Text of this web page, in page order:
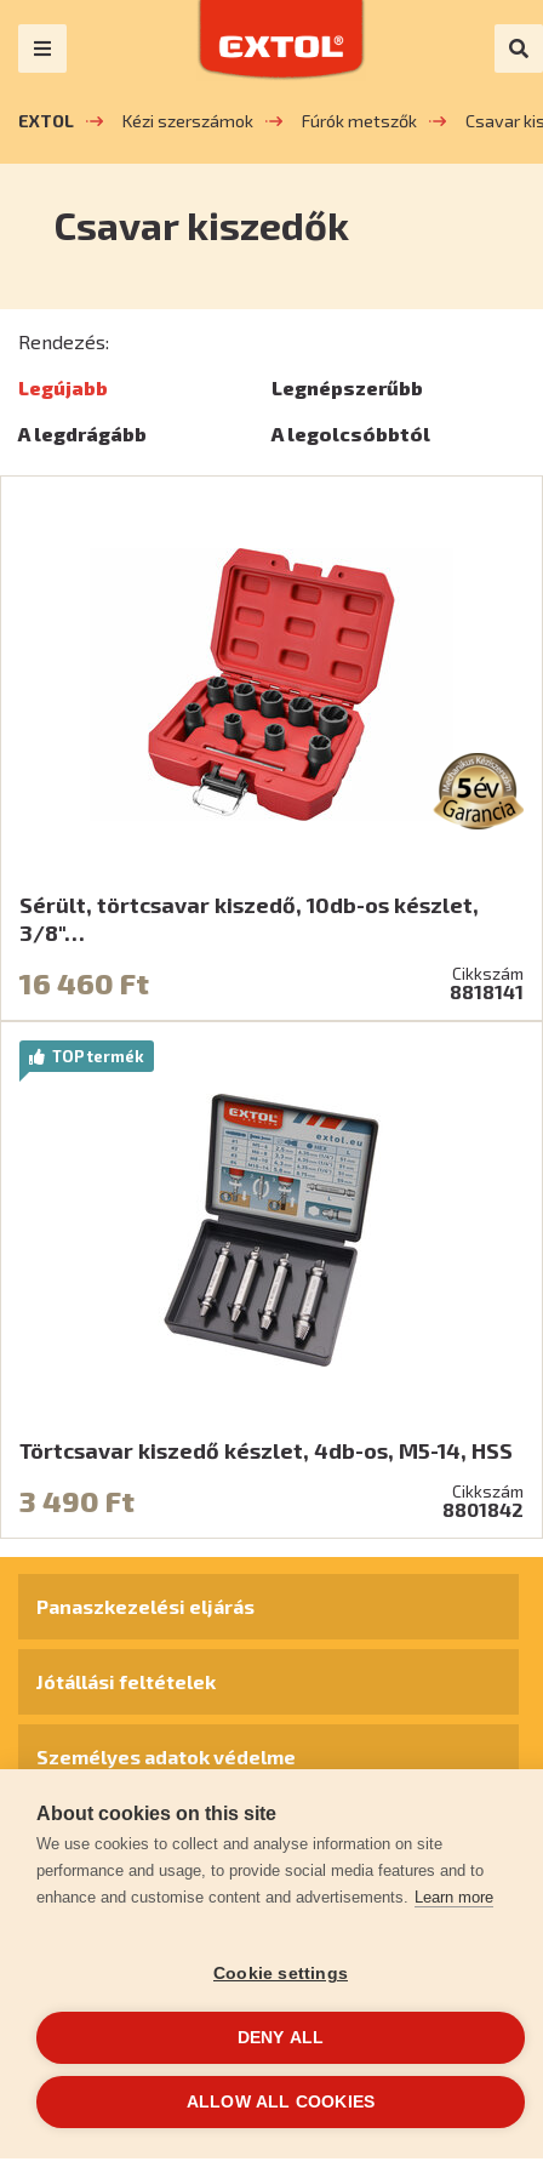
EXTOL Kézi szerszámok Fúrók metszők Csavar
Csavar kiszedők
Rendezés:
Legújabb
Legnépszerűbb
A legdrágább
A legolcsóbbtól
Sérült, törtcsavar kiszedő, 10db-os készlet,
3/8"…
16 460 Ft Cikkszám
8818141
TOP termék
Törtcsavar kiszedő készlet, 4db-os, M5-14, HSS
3 490 Ft Cikkszám
8801842
- Minden jog fenntartva
Panaszkezelési eljárás
Jótállási feltételek
Személyes adatok védelme
Kapcsolat
Garancia regisztráció
About cookies on this site
We use cookies to collect and analyse information on site
performance and usage, to provide social media features and to
enhance and customise content and advertisements. Learn more
Cookie settings
DENY ALL
ALLOW ALL COOKIES